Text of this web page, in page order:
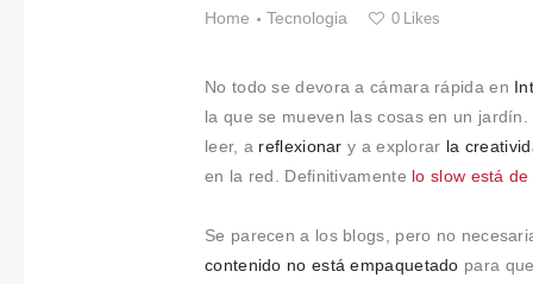
Colabora
Home Tecnologia 0 Likes
No todo se devora a cámara rápida en
la que se mueven las cosas en un
leer, a reflexionar y a explorar la
en la red. Definitivamente lo slow está de
Se parecen a los blogs, pero no
contenido no está empaquetado para